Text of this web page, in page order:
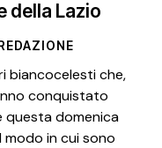
della Lazio
biancocelesti che,
conquistato
questa domenica
in cui sono